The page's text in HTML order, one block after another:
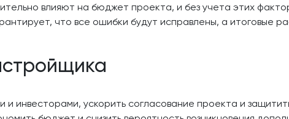
влияют на бюджет проекта, и без учета этих
что все ошибки будут исправлены, а итоговые
инвесторами, ускорить согласование проекта и